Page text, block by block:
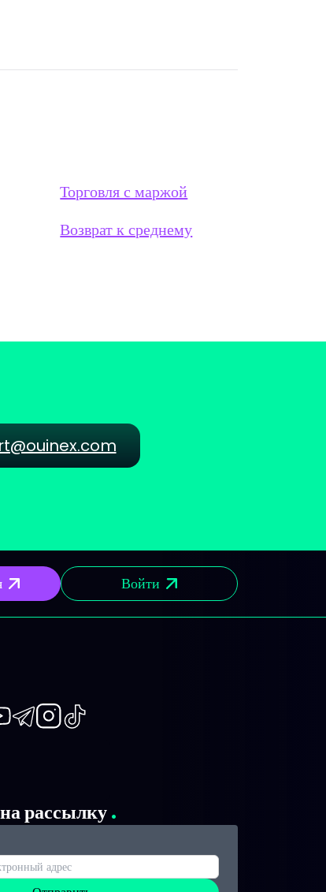
Торговля с маржой
Возврат к среднему
Войти
рассылку